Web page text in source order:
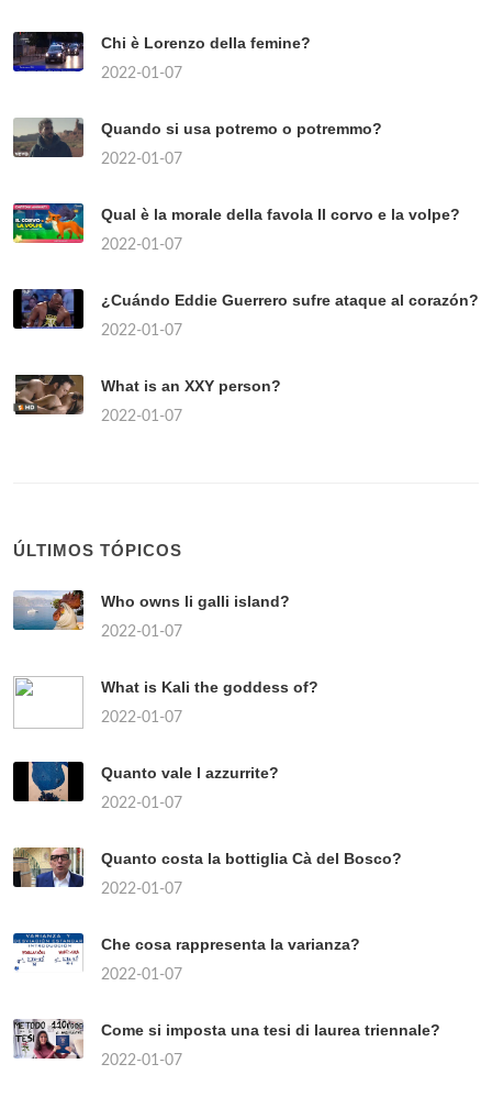
Chi è Lorenzo della femine?
2022-01-07
Quando si usa potremo o potremmo?
2022-01-07
Qual è la morale della favola Il corvo e la volpe?
2022-01-07
¿Cuándo Eddie Guerrero sufre ataque al corazón?
2022-01-07
What is an XXY person?
2022-01-07
ÚLTIMOS TÓPICOS
Who owns li galli island?
2022-01-07
What is Kali the goddess of?
2022-01-07
Quanto vale l azzurrite?
2022-01-07
Quanto costa la bottiglia Cà del Bosco?
2022-01-07
Che cosa rappresenta la varianza?
2022-01-07
Come si imposta una tesi di laurea triennale?
2022-01-07